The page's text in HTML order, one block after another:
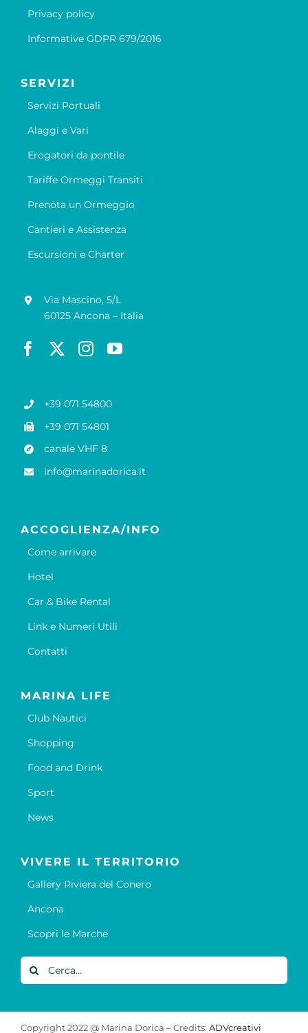
Privacy policy
Informative GDPR 679/2016
SERVIZI
Servizi Portuali
Alaggi e Vari
Erogatori da pontile
Tariffe Ormeggi Transiti
Prenota un Ormeggio
Cantieri e Assistenza
Escursioni e Charter
Via Mascino, 5/L
60125 Ancona – Italia
+39 071 54800
+39 071 54801
canale VHF 8
info@marinadorica.it
ACCOGLIENZA/INFO
Come arrivare
Hotel
Car & Bike Rental
Link e Numeri Utili
Contatti
MARINA LIFE
Club Nautici
Shopping
Food and Drink
Sport
News
VIVERE IL TERRITORIO
Gallery Riviera del Conero
Ancona
Scopri le Marche
Cerca
per:
Copyright 2022 @ Marina Dorica – Credits: ADVcreativi